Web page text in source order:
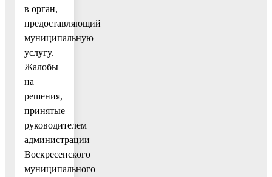
в орган,
предоставляющий
муниципальную
услугу.
Жалобы
на
решения,
принятые
руководителем
администрации
Воскресенского
муниципального